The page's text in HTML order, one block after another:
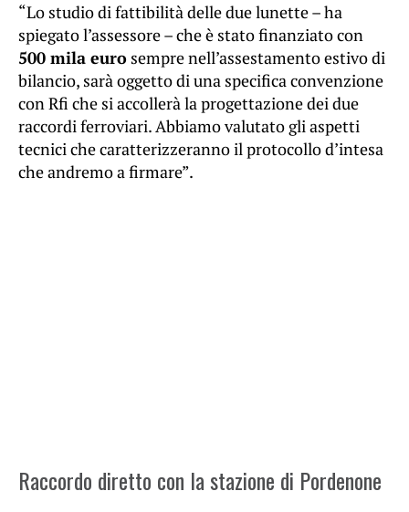
“Lo studio di fattibilità delle due lunette – ha
spiegato l’assessore – che è stato finanziato con
500 mila euro sempre nell’assestamento estivo di
bilancio, sarà oggetto di una specifica convenzione
con Rfi che si accollerà la progettazione dei due
raccordi ferroviari. Abbiamo valutato gli aspetti
tecnici che caratterizzeranno il protocollo d’intesa
che andremo a firmare”.
Raccordo diretto con la stazione di Pordenone